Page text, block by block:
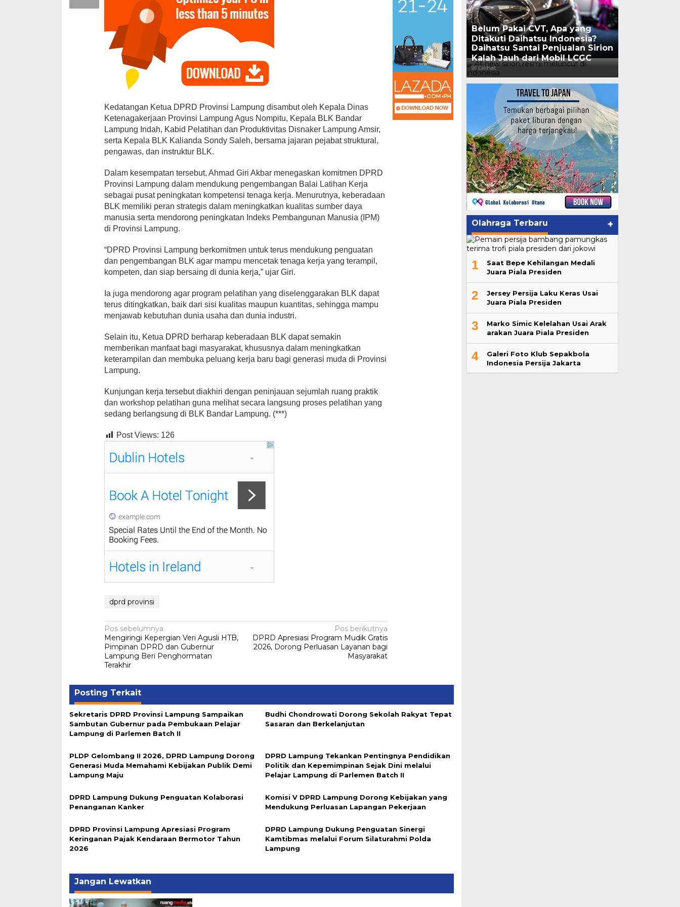
Kedatangan Ketua DPRD Provinsi Lampung disambut oleh Kepala Dinas
Ketenagakerjaan Provinsi Lampung Agus Nompitu, Kepala BLK Bandar
Lampung Indah, Kabid Pelatihan dan Produktivitas Disnaker Lampung Amsir,
serta Kepala BLK Kalianda Sondy Saleh, bersama jajaran pejabat struktural,
pengawas, dan instruktur BLK.
Dalam kesempatan tersebut, Ahmad Giri Akbar menegaskan komitmen DPRD
Provinsi Lampung dalam mendukung pengembangan Balai Latihan Kerja
sebagai pusat peningkatan kompetensi tenaga kerja. Menurutnya, keberadaan
BLK memiliki peran strategis dalam meningkatkan kualitas sumber daya
manusia serta mendorong peningkatan Indeks Pembangunan Manusia (IPM)
di Provinsi Lampung.
“DPRD Provinsi Lampung berkomitmen untuk terus mendukung penguatan
dan pengembangan BLK agar mampu mencetak tenaga kerja yang terampil,
kompeten, dan siap bersaing di dunia kerja,” ujar Giri.
Ia juga mendorong agar program pelatihan yang diselenggarakan BLK dapat
terus ditingkatkan, baik dari sisi kualitas maupun kuantitas, sehingga mampu
menjawab kebutuhan dunia usaha dan dunia industri.
Selain itu, Ketua DPRD berharap keberadaan BLK dapat semakin
memberikan manfaat bagi masyarakat, khususnya dalam meningkatkan
keterampilan dan membuka peluang kerja baru bagi generasi muda di Provinsi
Lampung.
Kunjungan kerja tersebut diakhiri dengan peninjauan sejumlah ruang praktik
dan workshop pelatihan guna melihat secara langsung proses pelatihan yang
sedang berlangsung di BLK Bandar Lampung. (***)
Post Views: 126
dprd provinsi
Navigasi
pos
Pos sebelumnya
Mengiringi Kepergian Veri Agusli HTB,
Pimpinan DPRD dan Gubernur
Lampung Beri Penghormatan
Terakhir
Pos berikutnya
DPRD Apresiasi Program Mudik Gratis
2026, Dorong Perluasan Layanan bagi
Masyarakat
Posting Terkait
Sekretaris DPRD Provinsi Lampung Sampaikan
Sambutan Gubernur pada Pembukaan Pelajar
Lampung di Parlemen Batch II
Budhi Chondrowati Dorong Sekolah Rakyat Tepat
Sasaran dan Berkelanjutan
PLDP Gelombang II 2026, DPRD Lampung Dorong
Generasi Muda Memahami Kebijakan Publik Demi
Lampung Maju
DPRD Lampung Tekankan Pentingnya Pendidikan
Politik dan Kepemimpinan Sejak Dini melalui
Pelajar Lampung di Parlemen Batch II
DPRD Lampung Dukung Penguatan Kolaborasi
Penanganan Kanker
Komisi V DPRD Lampung Dorong Kebijakan yang
Mendukung Perluasan Lapangan Pekerjaan
DPRD Provinsi Lampung Apresiasi Program
Keringanan Pajak Kendaraan Bermotor Tahun
2026
DPRD Lampung Dukung Penguatan Sinergi
Kamtibmas melalui Forum Silaturahmi Polda
Lampung
Jangan Lewatkan
Belum Pakai CVT, Apa yang
Ditakuti Daihatsu Indonesia?
96 Dilihat
Daihatsu Santai Penjualan Sirion
Kalah Jauh dari Mobil LCGC
91 Dilihat
Olahraga Terbaru +
1
Saat Bepe Kehilangan Medali
Juara Piala Presiden
2
Jersey Persija Laku Keras Usai
Juara Piala Presiden
3
Marko Simic Kelelahan Usai Arak
arakan Juara Piala Presiden
4
Galeri Foto Klub Sepakbola
Indonesia Persija Jakarta